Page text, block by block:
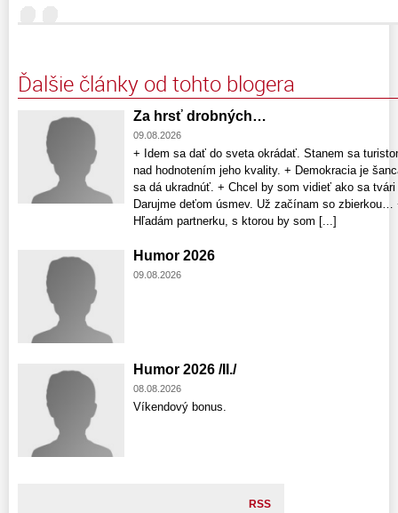
Ďalšie články od tohto blogera
Za hrsť drobných…
09.08.2026
+ Idem sa dať do sveta okrádať. Stanem sa
nad hodnotením jeho kvality. + Demokracia je
sa dá ukradnúť. + Chcel by som vidieť ako sa
Darujme deťom úsmev. Už začínam so
Hľadám partnerku, s ktorou by som [...]
Humor 2026
09.08.2026
Humor 2026 /II./
08.08.2026
Víkendový bonus.
RSS